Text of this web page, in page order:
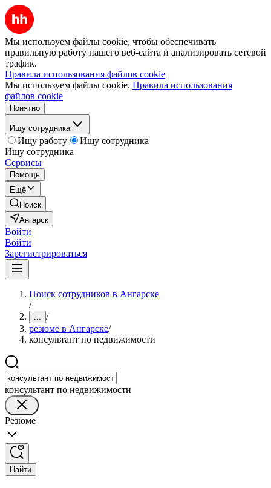
Мы используем файлы cookie, чтобы обеспечивать
правильную работу нашего веб-сайта и анализировать сетевой
трафик.
Правила использования файлов cookie
Мы используем файлы cookie. Правила использования
файлов cookie
Понятно
Ищу сотрудника
Ищу работу
Ищу сотрудника
Ищу сотрудника
Сервисы
Помощь
Ещё
Поиск
Ангарск
Войти
Войти
Зарегистрироваться
Поиск сотрудников в Ангарске
/
... /
резюме в Ангарске/
консультант по недвижимости
консультант по недвижимости
Резюме
Найти